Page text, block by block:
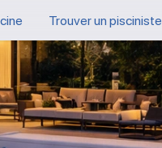
Trouver un pisciniste